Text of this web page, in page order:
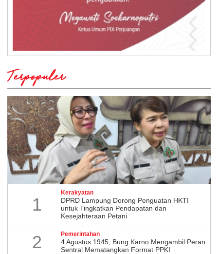
Terpopuler
1
Kerakyatan
DPRD Lampung Dorong Penguatan HKTI
untuk Tingkatkan Pendapatan dan
Kesejahteraan Petani
2 Pemerintahan
4 Agustus 1945, Bung Karno Mengambil Peran
Sentral Mematangkan Format PPKI